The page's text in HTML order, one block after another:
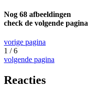
Nog 68 afbeeldingen
check de volgende pagina
vorige pagina
1 / 6
volgende pagina
Reacties